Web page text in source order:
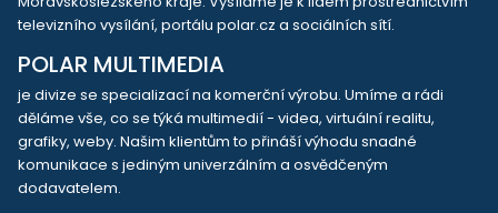
televizního vysílání, portálu polar.cz a sociálních sítí.
POLAR MULTIMEDIA
je divize se specializací na komerční výrobu. Umíme a rádi
děláme vše, co se týká multimedií - videa, virtuální realitu,
grafiky, weby. Našim klientům to přináší výhodu snadné
komunikace s jediným univerzálním a osvědčeným
dodavatelem.